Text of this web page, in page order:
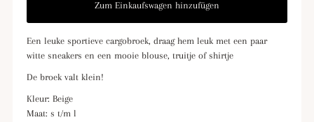
Een leuke sportieve cargobroek, draag hem leuk met een paar
witte sneakers en een mooie blouse, truitje of shirtje
De broek valt klein!
Kleur: Beige
Maat: s t/m l